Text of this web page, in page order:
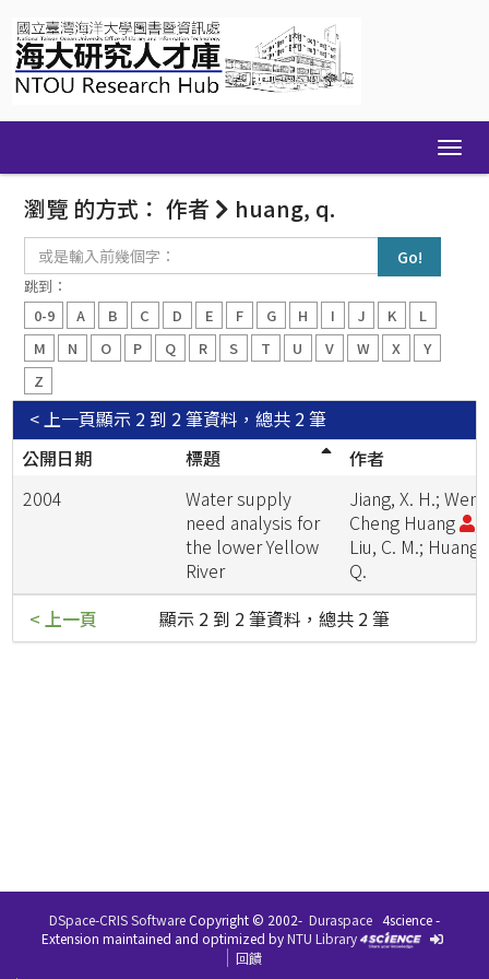
navigation
瀏覽 的方式： 作者 huang, q.
入
前
幾
個
跳到：
0-9
A B C D E F G H I J K
L
M
N O P Q R S T U V W X
Y
Z
顯示 2 到 2 筆資料，總共 2 筆
< 上一頁
公開日期
標題
作者
2004
Water supply
need analysis for
the lower Yellow
River
Jiang, X. H.; Wen-
Cheng Huang
Liu, C. M.; Huang,
Q.
顯示 2 到 2 筆資料，總共 2 筆
< 上一頁
DSpace-CRIS SoftwareCopyright © 2002- Duraspace 4science -
Extension maintained and optimized byNTU Library
回饋